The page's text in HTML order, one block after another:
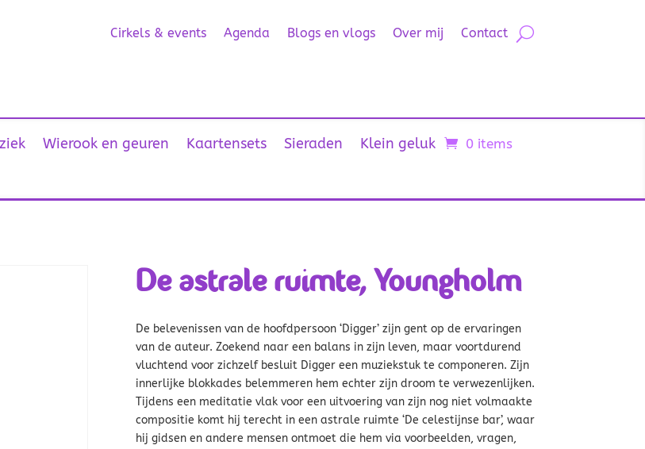
Cirkels & events Agenda Blogs en vlogs Over mij Contact
Wierook en geuren Kaartensets Sieraden Klein geluk 0 items
De astrale ruimte, Youngholm
De belevenissen van de hoofdpersoon ‘Digger’ zijn gent op de ervaringen
van de auteur. Zoekend naar een balans in zijn leven, maar voortdurend
vluchtend voor zichzelf besluit Digger een muziekstuk te componeren. Zijn
innerlijke blokkades belemmeren hem echter zijn droom te verwezenlijken.
Tijdens een meditatie vlak voor een uitvoering van zijn nog niet volmaakte
compositie komt hij terecht in een astrale ruimte ‘De celestijnse bar’, waar
hij gidsen en andere mensen ontmoet die hem via voorbeelden, vragen,